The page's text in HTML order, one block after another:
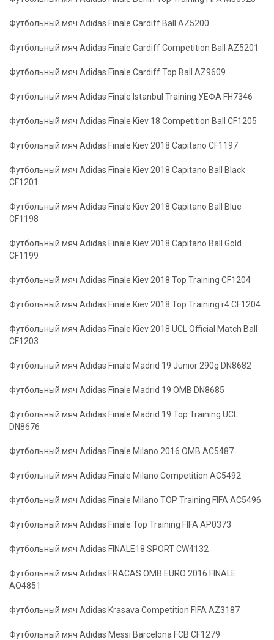
Футбольный мяч Adidas Finale Cardiff Ball AZ5200
Футбольный мяч Adidas Finale Cardiff Competition Ball AZ5201
Футбольный мяч Adidas Finale Cardiff Top Ball AZ9609
Футбольный мяч Adidas Finale Istanbul Training УЕФА FH7346
Футбольный мяч Adidas Finale Kiev 18 Competition Ball CF1205
Футбольный мяч Adidas Finale Kiev 2018 Capitano CF1197
Футбольный мяч Adidas Finale Kiev 2018 Capitano Ball Black
CF1201
Футбольный мяч Adidas Finale Kiev 2018 Capitano Ball Blue
CF1198
Футбольный мяч Adidas Finale Kiev 2018 Capitano Ball Gold
CF1199
Футбольный мяч Adidas Finale Kiev 2018 Top Training CF1204
Футбольный мяч Adidas Finale Kiev 2018 Top Training r4 CF1204
Футбольный мяч Adidas Finale Kiev 2018 UCL Official Match Ball
CF1203
Футбольный мяч Adidas Finale Madrid 19 Junior 290g DN8682
Футбольный мяч Adidas Finale Madrid 19 OMB DN8685
Футбольный мяч Adidas Finale Madrid 19 Top Training UCL
DN8676
Футбольный мяч Adidas Finale Milano 2016 OMB AC5487
Футбольный мяч Adidas Finale Milano Competition AC5492
Футбольный мяч Adidas Finale Milano TOP Training FIFA AC5496
Футбольный мяч Adidas Finale Top Training FIFA AP0373
Футбольный мяч Adidas FINALE18 SPORT CW4132
Футбольный мяч Adidas FRACAS OMB EURO 2016 FINALE
AO4851
Футбольный мяч Adidas Krasava Competition FIFA AZ3187
Футбольный мяч Adidas Messi Barcelona FCB CF1279